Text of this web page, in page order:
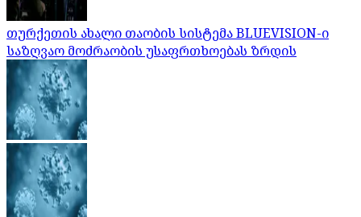
თურქეთის ახალი თაობის სისტემა BLUEVISION-ი
საზღვაო მოძრაობის უსაფრთხოებას ზრდის